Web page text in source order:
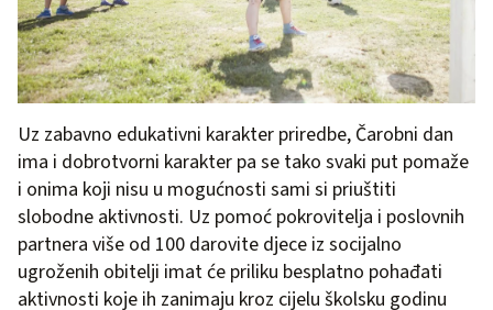
Uz zabavno edukativni karakter priredbe, Čarobni dan
ima i dobrotvorni karakter pa se tako svaki put pomaže
i onima koji nisu u mogućnosti sami si priuštiti
slobodne aktivnosti. Uz pomoć pokrovitelja i poslovnih
partnera više od 100 darovite djece iz socijalno
ugroženih obitelji imat će priliku besplatno pohađati
aktivnosti koje ih zanimaju kroz cijelu školsku godinu